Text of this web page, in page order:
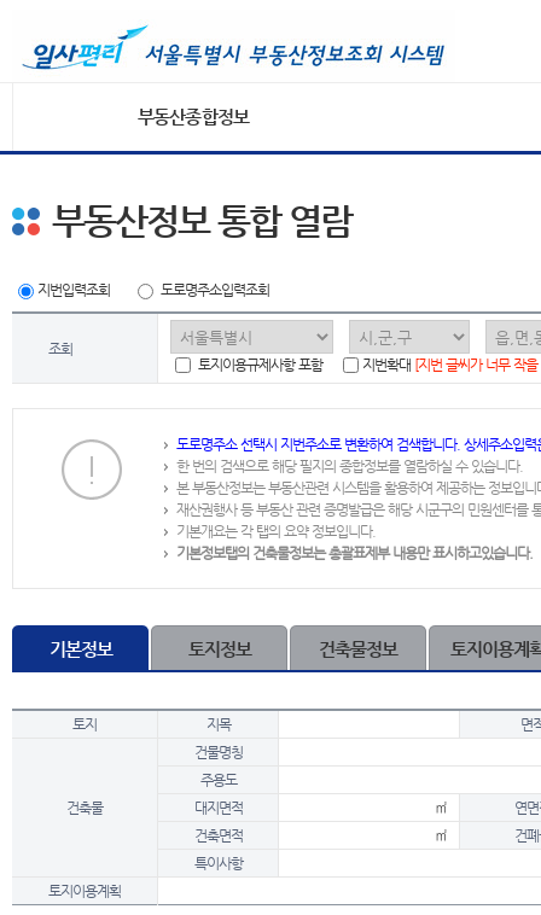
부동산종합정보
부동산정보 통합 열람
지번입력조회 도로명주소입력조회
조회
토지이용규제사항 포함
지번확대 [지번 글씨가 너무 작
도로명주소 선택시 지번주소로 변환하여 검색합니다. 상세주소입
한 번의 검색으로 해당 필지의 종합정보를 열람하실 수 있습니다.
본 부동산정보는 부동산관련 시스템을 활용하여 제공하는 정보입니
재산권행사 등 부동산 관련 증명발급은 해당 시군구의 민원센터를
기본개요는 각 탭의 요약 정보입니다.
기본정보탭의 건축물정보는 총괄표제부 내용만 표시하고있습니다.
기본정보 토지정보 건축물정보 토지이용계
토지 지목 면
건축물
건물명칭
주용도
대지면적
㎡
연
건축면적
㎡
건
특이사항
토지이용계획